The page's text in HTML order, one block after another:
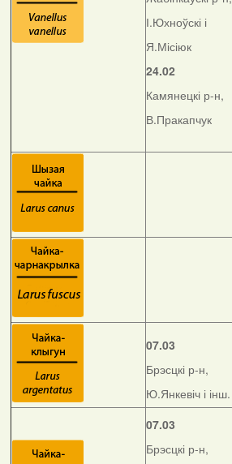
І.Юхноўскі і
Я.Місіюк
24.02
Камянецкі р-н,
В.Пракапчук
07.03
Брэсцкі р-н,
Ю.Янкевіч і інш.
07.03
Брэсцкі р-н,